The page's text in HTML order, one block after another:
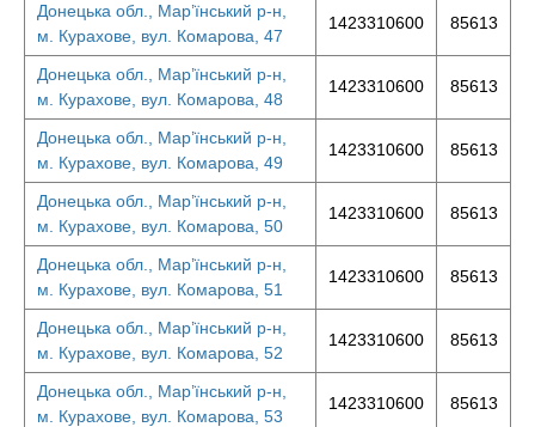
Донецька обл., Мар’їнський р-н,
м. Курахове, вул. Комарова, 47
1423310600 85613
Донецька обл., Мар’їнський р-н,
м. Курахове, вул. Комарова, 48
1423310600 85613
Донецька обл., Мар’їнський р-н,
м. Курахове, вул. Комарова, 49
1423310600 85613
Донецька обл., Мар’їнський р-н,
м. Курахове, вул. Комарова, 50
1423310600 85613
Донецька обл., Мар’їнський р-н,
м. Курахове, вул. Комарова, 51
1423310600 85613
Донецька обл., Мар’їнський р-н,
м. Курахове, вул. Комарова, 52
1423310600 85613
Донецька обл., Мар’їнський р-н,
м. Курахове, вул. Комарова, 53
1423310600 85613